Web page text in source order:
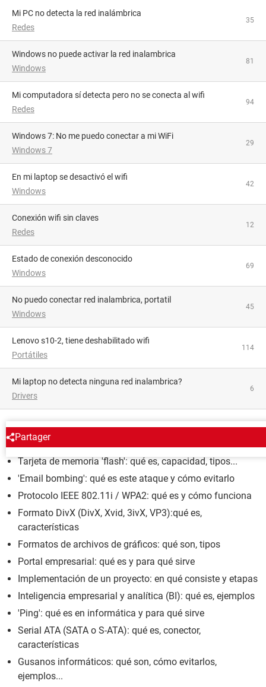
Mi PC no detecta la red inalámbrica
Redes
35
Windows no puede activar la red inalambrica
Windows
81
Mi computadora sí detecta pero no se conecta al wifi
Redes
94
Windows 7: No me puedo conectar a mi WiFi
Windows 7
29
En mi laptop se desactivó el wifi
Windows
42
Conexión wifi sin claves
Redes
12
Estado de conexión desconocido
Windows
69
no puedo conectar red inalambrica, portatil
Windows
45
lenovo s10-2, tiene deshabilitado wifi
Portátiles
114
mi laptop no detecta ninguna red inalambrica?
Drivers
6
Partager
ENCICLOPEDIA
Tarjeta de memoria 'flash': qué es, capacidad, tipos...
'Email bombing': qué es este ataque y cómo evitarlo
Protocolo IEEE 802.11i / WPA2: qué es y cómo funciona
Formato DivX (DivX, Xvid, 3ivX, VP3):qué es,
características
Formatos de archivos de gráficos: qué son, tipos
Portal empresarial: qué es y para qué sirve
Implementación de un proyecto: en qué consiste y etapas
Inteligencia empresarial y analítica (BI): qué es, ejemplos
'Ping': qué es en informática y para qué sirve
Serial ATA (SATA o S-ATA): qué es, conector,
características
Gusanos informáticos: qué son, cómo evitarlos,
ejemplos...